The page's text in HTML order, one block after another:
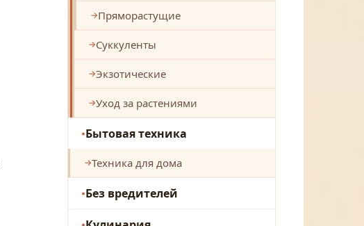
Пряморастущие
Суккуленты
Экзотические
Уход за растениями
Бытовая техника
Техника для дома
Без вредителей